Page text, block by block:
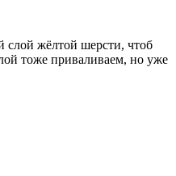
слой жёлтой шерсти, чтоб
тоже приваливаем, но уже